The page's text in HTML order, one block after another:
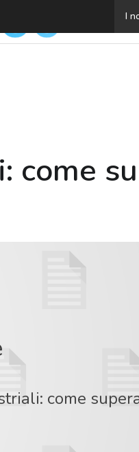
I
Macchinari
come
come